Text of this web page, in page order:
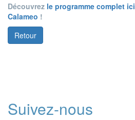
Découvrez le programme complet ici
Calameo !
Retour
Suivez-nous